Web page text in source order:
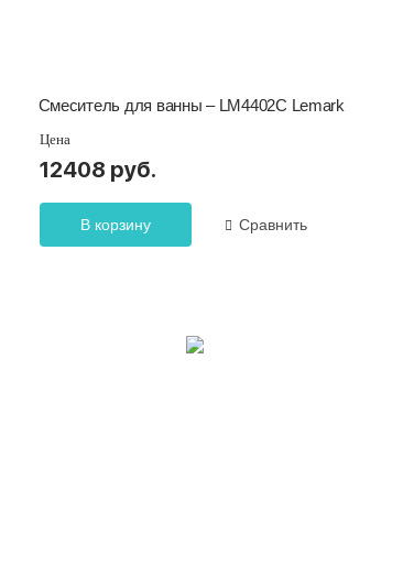
Смеситель для ванны – LM4402C Lemark
Цена
12408 руб.
В корзину Сравнить